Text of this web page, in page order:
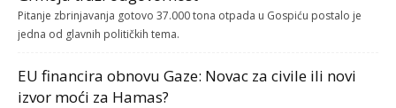
Pitanje zbrinjavanja gotovo 37.000 tona otpada u Gospiću postalo je
jedna od glavnih političkih tema.
EU financira obnovu Gaze: Novac za civile ili novi
izvor moći za Hamas?